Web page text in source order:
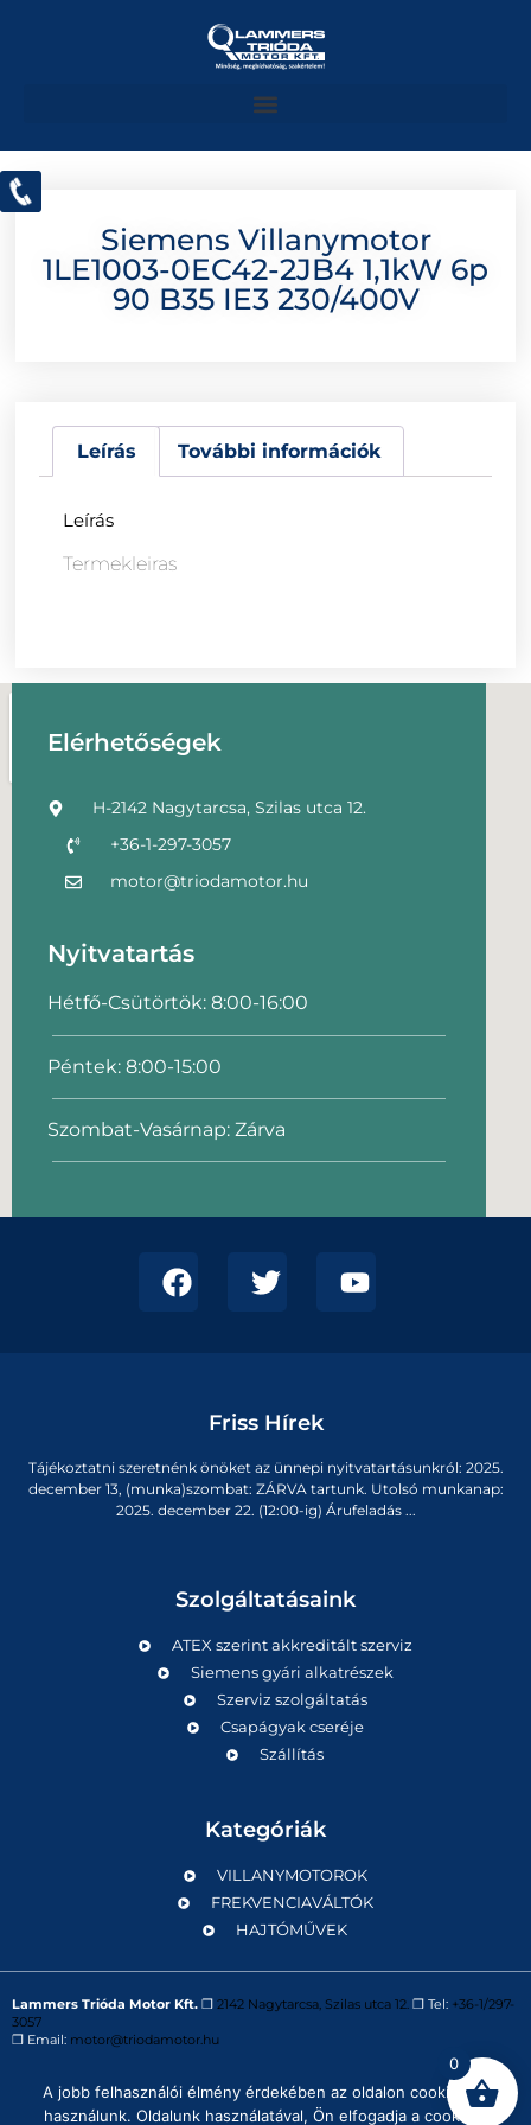
Siemens Villanymotor
1LE1003-0EC42-2JB4 1,1kW 6p
90 B35 IE3 230/400V
Leírás További információk
Leírás
Termekleiras
Elérhetőségek
H-2142 Nagytarcsa, Szilas utca 12.
+36-1-297-3057
motor@triodamotor.hu
Nyitvatartás
Hétfő-Csütörtök: 8:00-16:00
Péntek: 8:00-15:00
Szombat-Vasárnap: Zárva
Friss Hírek
Tájékoztatni szeretnénk önöket az ünnepi nyitvatartásunkról: 2025.
december 13, (munka)szombat: ZÁRVA tartunk. Utolsó munkanap:
2025. december 22. (12:00-ig) Árufeladás ...
Szolgáltatásaink
ATEX szerint akkreditált szerviz
Siemens gyári alkatrészek
Szerviz szolgáltatás
Csapágyak cseréje
Szállítás
Kategóriák
VILLANYMOTOROK
FREKVENCIAVÁLTÓK
HAJTÓMŰVEK
Lammers Trióda Motor Kft. ❒ 2142 Nagytarcsa, Szilas utca 12. ❒ Tel: +36-1/297-
3057
❒ Email: motor@triodamotor.hu
Powered byDigit-Now Kft.
0
A jobb felhasználói élmény érdekében az oldalon cookie-kat
használunk. Oldalunk használatával, Ön elfogadja a cookie-k